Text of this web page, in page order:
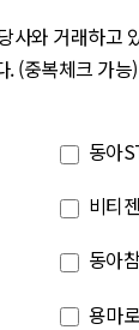
사와 거래하고
. (중복체크 가능)
동아
비티젠
동아
용마